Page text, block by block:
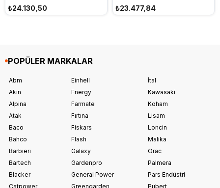
₺24.130,50 ₺23.477,84
POPÜLER MARKALAR
Abm
Akın
Alpina
Atak
Baco
Bahco
Barbieri
Bartech
Blacker
Catpower
Einhell
Energy
Farmate
Fırtına
Fiskars
Flash
Galaxy
Gardenpro
General Power
Greengarden
İtal
Kawasaki
Koham
Lisam
Loncin
Malika
Orac
Palmera
Pars Endüstri
Pubert